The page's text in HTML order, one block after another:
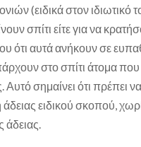
(ειδικά στον ιδιωτικό
σπίτι είτε για να
ότι αυτά ανήκουν σε
στο σπίτι άτομα
σημαίνει ότι πρέπει να
ειδικού σκοπού,
άδειας.